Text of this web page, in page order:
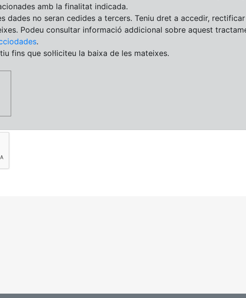
amb la finalitat indicada.
dades no seran cedides a tercers. Teniu dret a accedir,
Podeu consultar informació addicional sobre aquest
.
fins que sol·liciteu la baixa de les mateixes.